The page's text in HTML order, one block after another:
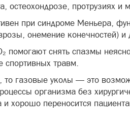
остеохондрозе, протрузиях
при синдроме Меньера,
онемение конечностей) и
помогают снять спазмы
спортивных травм.
то газовые уколы — это
организма без
хорошо переносится